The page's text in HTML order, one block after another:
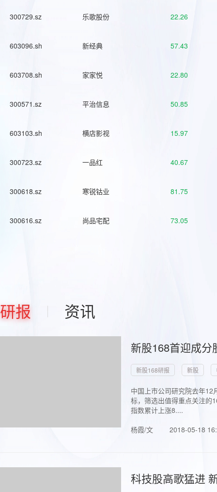
300729.sz 乐歌股份 22.26
603096.sh 新经典 57.43
603708.sh 家家悦 22.80
300571.sz 平治信息 50.85
603103.sh 横店影视 15.97
300723.sz 一品红 40.67
300618.sz 寒锐钴业 81.75
300616.sz 尚品宅配 73.05
研报 资讯
新股168首迎成
新股168研报 新股
中国上市公司研究院去年
标，筛选出值得重点关注的
指数累计上涨8....
杨霞/文
2018-05-18
科技股高歌猛进